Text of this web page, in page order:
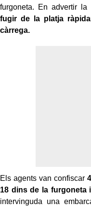
furgoneta. En advertir la
fugir de la platja
càrrega.
Els agents van confiscar
18 dins de la furgoneta
intervinguda una